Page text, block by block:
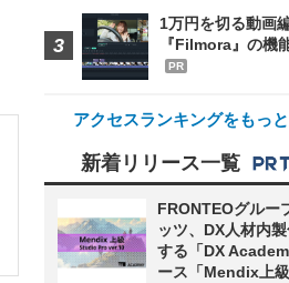
1万円を切る動画
『Filmora』の機
PR
アクセスランキングをもっ
新着リリース一覧
FRONTEOグルー
ッツ、DX人材内
する「DX
ース「Mendix上級